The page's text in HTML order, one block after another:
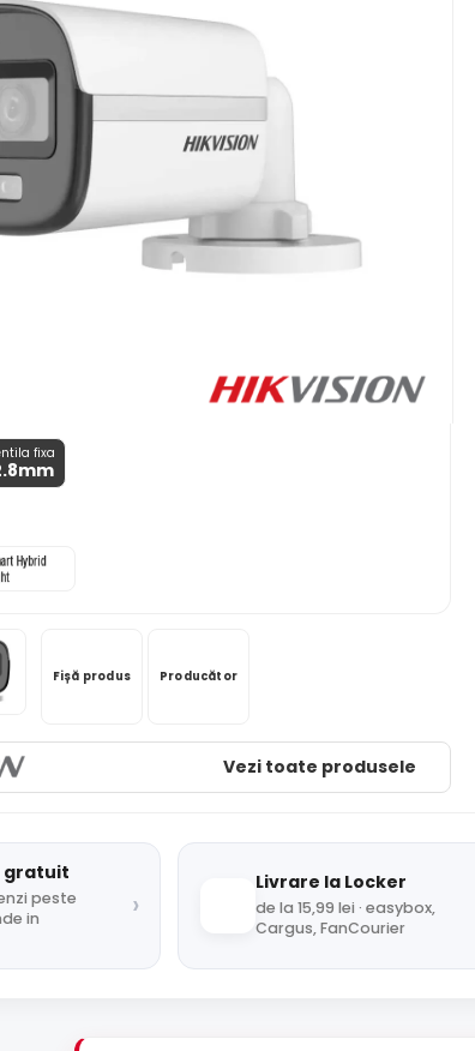
fixa
mm
Fișă produs Producător
Vezi toate produsele
gratuit
peste
in
›
Livrare la Locker
de la 15,99 lei · easybox,
Cargus, FanCourier